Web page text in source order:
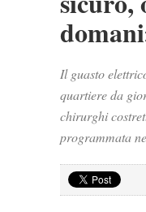
Il guasto
quartiere da
chirurghi
programmata